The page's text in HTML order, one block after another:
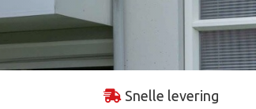
Snelle levering